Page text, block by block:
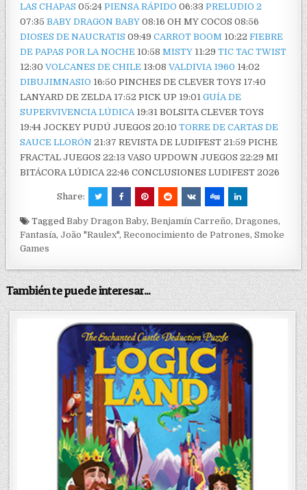
LAS CHAPAS 05:24PIENSA RÁPIDO 06:33PRELUDIO 2
07:35BABY DRAGON BABY 08:16 OH MY COCOS 08:56
DIOSES DE NAUCRATIS 09:49CARROT BOOM 10:22FIEBRE
DE PAPAS POR LA NOCHE 10:58MISTY 11:29TIC TAC TWIST
12:30VOLCANES DE CHILE 13:08VALDIVIA 1960 14:02
DIBUJIMNASIO 16:50 PINCHES DE CLEVER TOYS 17:40
LANYARD DE ZELDA 17:52 PICK UP 19:01GUÍA DE
SUPERVIVENCIA LÚDICA 19:31 BOLSITA CLEVER TOYS
19:44 JOCKEY PUDÚ JUEGOS 20:10TORRE DE CARTAS DE
SAUCE LLORÓN 21:37 REVISTA DE LUDIFEST 21:59 PICHE
FRACTAL JUEGOS 22:13 VASO UPDOWN JUEGOS 22:29 MI
BITÁCORA LÚDICA 22:46 CONCLUSIONES LUDIFEST 2026
Share:
TaggedBaby Dragon Baby,Benjamín Carreño,Dragones,
Fantasía,João "Raulex",Reconocimiento de Patrones,Smoke
Games
También te puede interesar...